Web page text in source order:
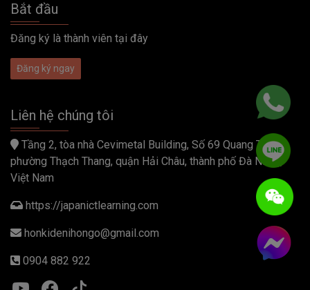
Bắt đầu
Đăng ký là thành viên tại đây
Đăng ký ngay
Liên hệ chúng tôi
Tầng 2, tòa nhà Cevimetal Building, Số 69 Quang Trung,
phường Thạch Thang, quận Hải Châu, thành phố Đà Nẵng,
Việt Nam
https://japanictlearning.com
honkidenihongo@gmail.com
0904 882 922